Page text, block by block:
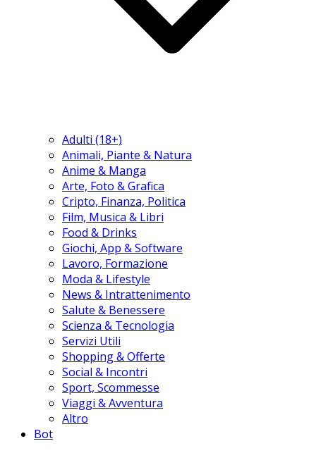
Adulti (18+)
Animali, Piante & Natura
Anime & Manga
Arte, Foto & Grafica
Cripto, Finanza, Politica
Film, Musica & Libri
Food & Drinks
Giochi, App & Software
Lavoro, Formazione
Moda & Lifestyle
News & Intrattenimento
Salute & Benessere
Scienza & Tecnologia
Servizi Utili
Shopping & Offerte
Social & Incontri
Sport, Scommesse
Viaggi & Avventura
Altro
Bot